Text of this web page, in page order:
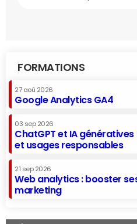
FORMATIONS
27 aoû 2026
Google Analytics GA4
03 sep 2026
ChatGPT et IA
et usages responsables
21 sep 2026
Web analytics : booster
marketing